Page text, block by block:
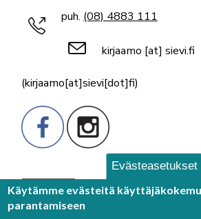
puh. (08) 4883 111
kirjaamo [at] sievi.fi
(kirjaamo[at]sievi[dot]fi)
Palaute
Evästeasetukset
Käytämme evästeitä
parantamiseen